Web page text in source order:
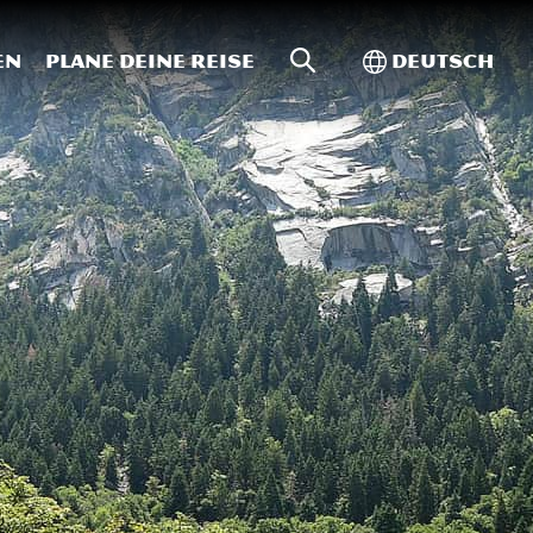
Plane deine Reise Website-Suche
Toggle
Deutsch